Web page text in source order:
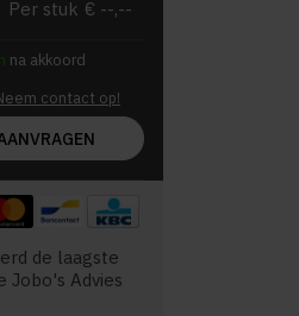
Per stuk € --,--
na akkoord
contact op!
de laagste
Jobo's Advies